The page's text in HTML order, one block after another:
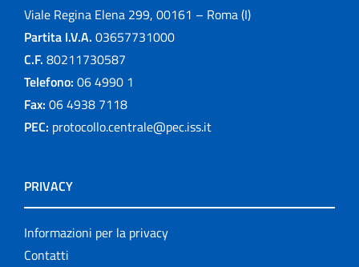
Viale Regina Elena 299, 00161 – Roma (I)
Partita I.V.A. 03657731000
C.F. 80211730587
Telefono: 06 4990 1
Fax: 06 4938 7118
PEC: protocollo.centrale@pec.iss.it
PRIVACY
Informazioni per la privacy
Contatti